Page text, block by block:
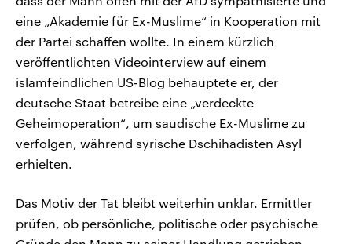
eine „Akademie für Ex-Muslime“ in Kooperation mit
der Partei schaffen wollte. In einem kürzlich
veröffentlichten Videointerview auf einem
islamfeindlichen US-Blog behauptete er, der
deutsche Staat betreibe eine „verdeckte
Geheimoperation“, um saudische Ex-Muslime zu
verfolgen, während syrische Dschihadisten Asyl
erhielten.
Das Motiv der Tat bleibt weiterhin unklar. Ermittler
prüfen, ob persönliche, politische oder psychische